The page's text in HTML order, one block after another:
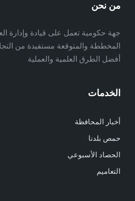
من نحن
جهة حكومية تعمل على قيادة وإدارة
المخططة والمتوقعة مستفيدة من
أفضل الطرق العلمية والعملية
الخدمات
أخبار المحافظة
حمص بلدنا
الحصاد الأسبوعي
التعاميم